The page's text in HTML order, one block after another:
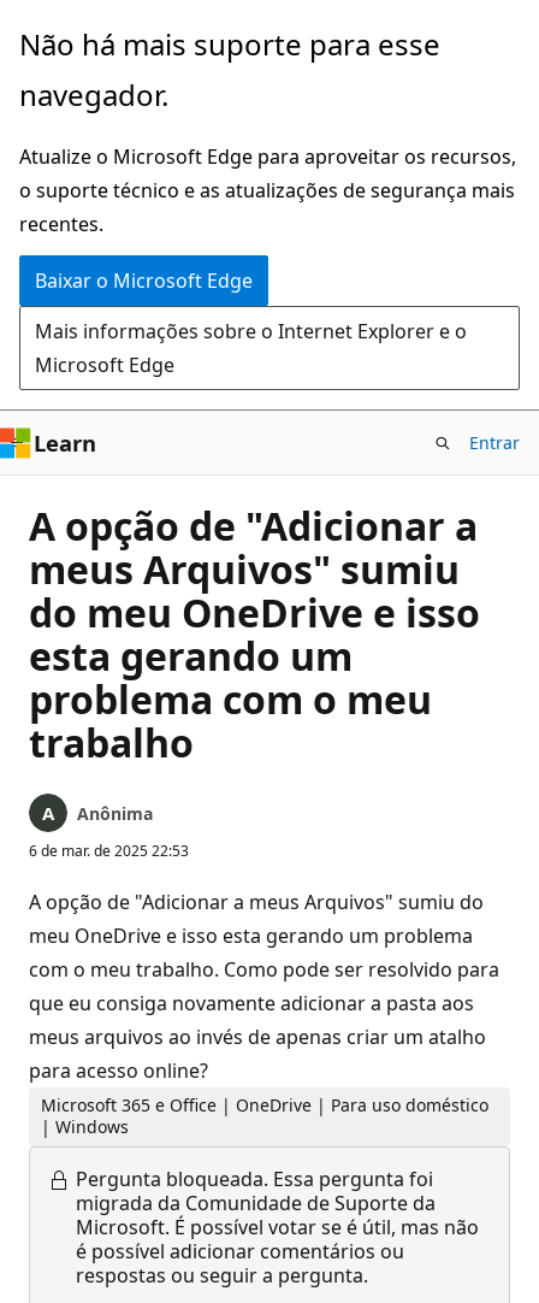
Pular
o
principal
Não há mais suporte para esse
navegador.
Atualize o Microsoft Edge para aproveitar os recursos,
o suporte técnico e as atualizações de segurança mais
recentes.
Baixar o Microsoft Edge
Mais informações sobre o Internet Explorer e o
Microsoft Edge
Learn Entrar
A opção de "Adicionar a
meus Arquivos" sumiu
do meu OneDrive e isso
esta gerando um
problema com o meu
trabalho
Anônima
6 de mar. de 2025 22:53
A opção de "Adicionar a meus Arquivos" sumiu do
meu OneDrive e isso esta gerando um problema
com o meu trabalho. Como pode ser resolvido para
que eu consiga novamente adicionar a pasta aos
meus arquivos ao invés de apenas criar um atalho
para acesso online?
Microsoft 365 e Office | OneDrive | Para uso doméstico
| Windows
Pergunta bloqueada. Essa pergunta foi
migrada da Comunidade de Suporte da
Microsoft. É possível votar se é útil, mas não
é possível adicionar comentários ou
respostas ou seguir a pergunta.